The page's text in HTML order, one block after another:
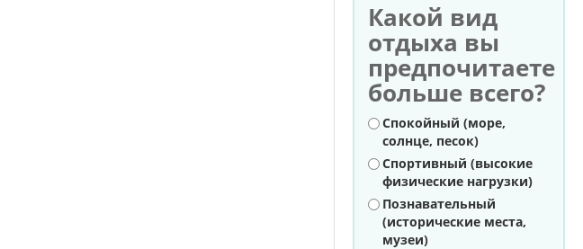
Какой вид
отдыха вы
предпочитаете
больше всего?
Варианты
Спокойный (море,
солнце, песок)
Спортивный (высокие
физические нагрузки)
Познавательный
(исторические места,
музеи)